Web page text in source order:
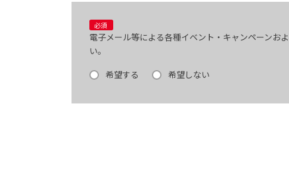
1.当社の推奨するインターネット環境にてお申込みをお
それに伴う連絡の不徹底については責任を負いかねま
なお、不具合の生じたデータについてはお客様にお断
※推奨環境についてはTOYOTAメーカーサイト「ご利
必須
電子メール等による各種イベント・キャンペーンお
い。
希望する
希望しない